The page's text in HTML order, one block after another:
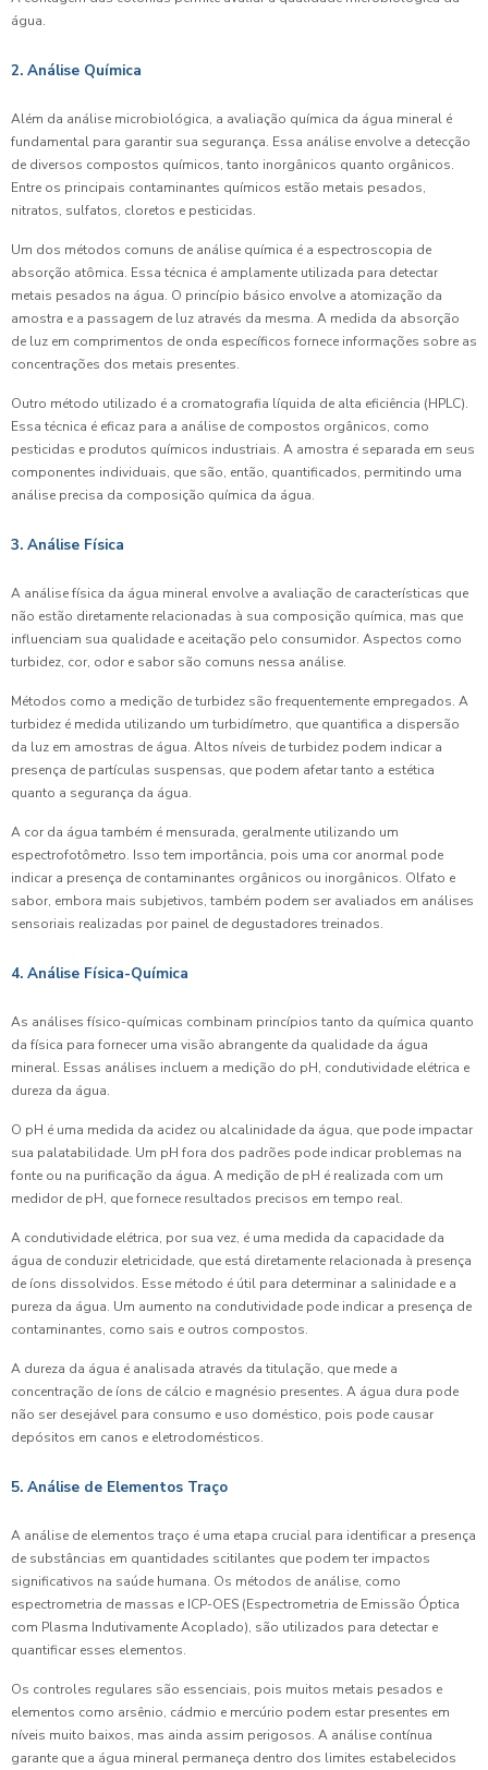
água.
2. Análise Química
Além da análise microbiológica, a avaliação química da água mineral é
fundamental para garantir sua segurança. Essa análise envolve a detecção
de diversos compostos químicos, tanto inorgânicos quanto orgânicos.
Entre os principais contaminantes químicos estão metais pesados,
nitratos, sulfatos, cloretos e pesticidas.
Um dos métodos comuns de análise química é a espectroscopia de
absorção atômica. Essa técnica é amplamente utilizada para detectar
metais pesados na água. O princípio básico envolve a atomização da
amostra e a passagem de luz através da mesma. A medida da absorção
de luz em comprimentos de onda específicos fornece informações sobre as
concentrações dos metais presentes.
Outro método utilizado é a cromatografia líquida de alta eficiência (HPLC).
Essa técnica é eficaz para a análise de compostos orgânicos, como
pesticidas e produtos químicos industriais. A amostra é separada em seus
componentes individuais, que são, então, quantificados, permitindo uma
análise precisa da composição química da água.
3. Análise Física
A análise física da água mineral envolve a avaliação de características que
não estão diretamente relacionadas à sua composição química, mas que
influenciam sua qualidade e aceitação pelo consumidor. Aspectos como
turbidez, cor, odor e sabor são comuns nessa análise.
Métodos como a medição de turbidez são frequentemente empregados. A
turbidez é medida utilizando um turbidímetro, que quantifica a dispersão
da luz em amostras de água. Altos níveis de turbidez podem indicar a
presença de partículas suspensas, que podem afetar tanto a estética
quanto a segurança da água.
A cor da água também é mensurada, geralmente utilizando um
espectrofotômetro. Isso tem importância, pois uma cor anormal pode
indicar a presença de contaminantes orgânicos ou inorgânicos. Olfato e
sabor, embora mais subjetivos, também podem ser avaliados em análises
sensoriais realizadas por painel de degustadores treinados.
4. Análise Física-Química
As análises físico-químicas combinam princípios tanto da química quanto
da física para fornecer uma visão abrangente da qualidade da água
mineral. Essas análises incluem a medição do pH, condutividade elétrica e
dureza da água.
O pH é uma medida da acidez ou alcalinidade da água, que pode impactar
sua palatabilidade. Um pH fora dos padrões pode indicar problemas na
fonte ou na purificação da água. A medição de pH é realizada com um
medidor de pH, que fornece resultados precisos em tempo real.
A condutividade elétrica, por sua vez, é uma medida da capacidade da
água de conduzir eletricidade, que está diretamente relacionada à presença
de íons dissolvidos. Esse método é útil para determinar a salinidade e a
pureza da água. Um aumento na condutividade pode indicar a presença de
contaminantes, como sais e outros compostos.
A dureza da água é analisada através da titulação, que mede a
concentração de íons de cálcio e magnésio presentes. A água dura pode
não ser desejável para consumo e uso doméstico, pois pode causar
depósitos em canos e eletrodomésticos.
5. Análise de Elementos Traço
A análise de elementos traço é uma etapa crucial para identificar a presença
de substâncias em quantidades scitilantes que podem ter impactos
significativos na saúde humana. Os métodos de análise, como
espectrometria de massas e ICP-OES (Espectrometria de Emissão Óptica
com Plasma Indutivamente Acoplado), são utilizados para detectar e
quantificar esses elementos.
Os controles regulares são essenciais, pois muitos metais pesados e
elementos como arsênio, cádmio e mercúrio podem estar presentes em
níveis muito baixos, mas ainda assim perigosos. A análise contínua
garante que a água mineral permaneça dentro dos limites estabelecidos